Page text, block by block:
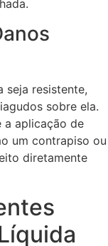
seja resistente,
sobre ela.
a aplicação de
um contrapiso ou
diretamente